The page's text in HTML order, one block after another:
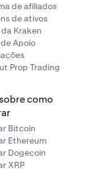
de afiliados
de ativos
Kraken
Apoio
Prop Trading
como
Bitcoin
Ethereum
Dogecoin
XRP